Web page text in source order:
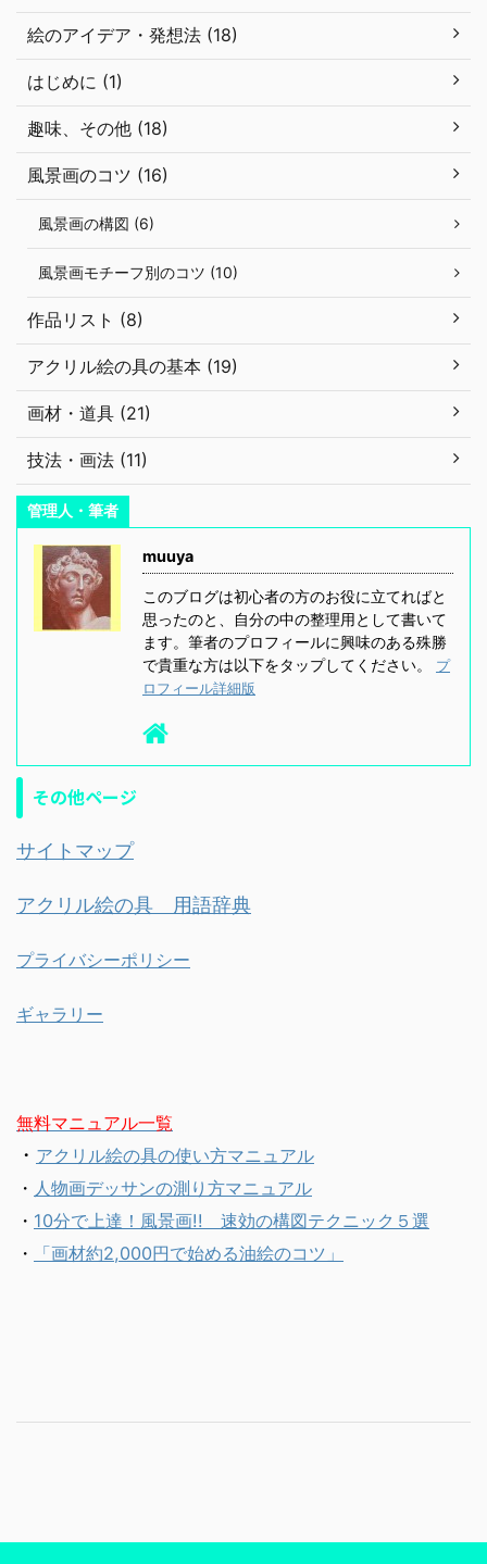
絵のアイデア・発想法 (18)
はじめに (1)
趣味、その他 (18)
風景画のコツ (16)
風景画の構図 (6)
風景画モチーフ別のコツ (10)
作品リスト (8)
アクリル絵の具の基本 (19)
画材・道具 (21)
技法・画法 (11)
管理人・筆者
muuya
このブログは初心者の方のお役に立てればと
思ったのと、自分の中の整理用として書いて
ます。筆者のプロフィールに興味のある殊勝
で貴重な方は以下をタップしてください。 プ
ロフィール詳細版
その他ページ
サイトマップ
アクリル絵の具 用語辞典
プライバシーポリシー
ギャラリー
無料マニュアル一覧
・ アクリル絵の具の使い方マニュアル
・ 人物画デッサンの測り方マニュアル
・ 10分で上達！風景画!! 速効の構図テクニック５選
・
「画材約2,000円で始める油絵のコツ」